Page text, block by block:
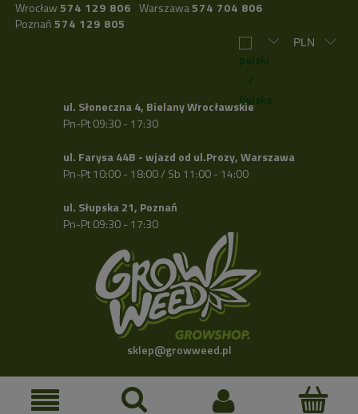
Wrocław 574 129 806 Warszawa574 704 806
Poznań 574 129 805
ul. Słoneczna 4, Bielany Wrocławskie
Pn-Pt 09:30 - 17:30
ul. Farysa 44B - wjazd od ul.Prozy, Warszawa
Pn-Pt 10:00 - 18:00 / Sb 11:00 - 14:00
ul. Słupska 21, Poznań
Pn-Pt 09:30 - 17:30
sklep@growweed.pl